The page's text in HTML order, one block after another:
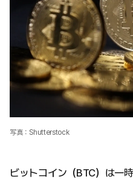
写真：Shutterstock
ビットコイン（BTC）は一